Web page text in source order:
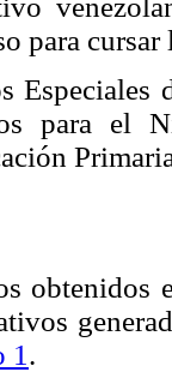
para
Especiales
para el
obtenidos
1 .